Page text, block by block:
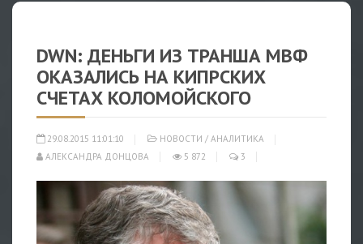
DWN: ДЕНЬГИ ИЗ ТРАНША МВФ
ОКАЗАЛИСЬ НА КИПРСКИХ
СЧЕТАХ КОЛОМОЙСКОГО
29.08.2015 11:01:10 НОВОСТИ / АНАЛИТИКА
АЛЕКСАНДРА ДОНЦОВА
5 872 3